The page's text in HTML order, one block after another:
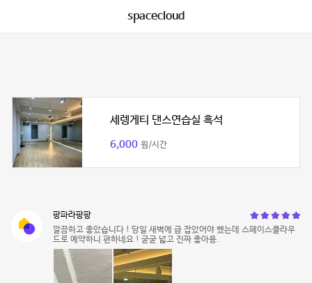
spacecloud
세렝게티 댄스연습실 흑석
6,000 원/시간
팡파라팡팡
깔끔하고 좋았습니다 ! 당일 새벽에 급 잡았어야 했는데 스페이스클라우
드로 예약하니 편하네요 ! 굳굳 넓고 진짜 좋아용.